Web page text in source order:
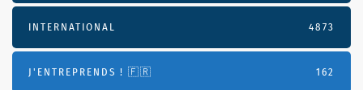
INTERNATIONAL 4873
J'ENTREPRENDS ! 🇫🇷 162